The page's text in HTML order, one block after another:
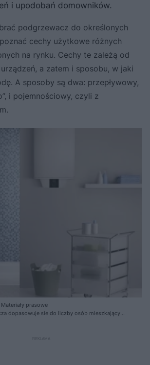
i upodobań domowników.
podgrzewacz do określonych
cechy użytkowe różnych
na rynku. Cechy te zależą od
a zatem i sposobu, w jaki
A sposoby są dwa: przepływowy,
i pojemnościowy, czyli z
prasowe
dopasowuje sie do liczby osób mieszkających